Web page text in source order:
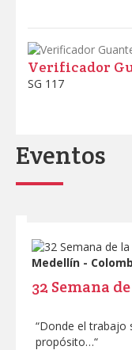
Verificador
SG 117
Eventos
Medellín -
32 Semana
“Donde el trabajo
propósito…“